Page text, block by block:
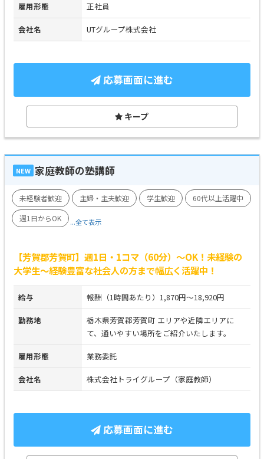
雇用形態 正社員
会社名 UTグループ株式会社
応募画面に進む
キープ
NEW 家庭教師の塾講師
未経験者歓迎 主婦・主夫歓迎 学生歓迎
60代以上活躍中
週1日からOK
...全て表示
【芳賀郡芳賀町】週1日・1コマ（60分）～OK！未経験の
大学生～経験豊富な社会人の方まで幅広く活躍中！
給与 報酬（1時間あたり）1,870円～18,920円
勤務地
栃木県芳賀郡芳賀町 エリアや近隣エリアに
て、通いやすい場所をご紹介いたします。
雇用形態 業務委託
会社名 株式会社トライグループ（家庭教師）
応募画面に進む